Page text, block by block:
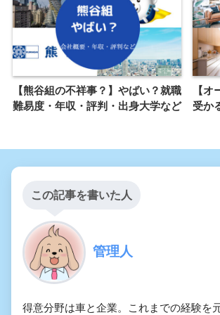
【熊谷組の不祥事？】やばい？就職
難易度・年収・評判・出身大学など
【
受か
この記事を書いた人
管理人
得意分野は車と企業。これまでの経験を